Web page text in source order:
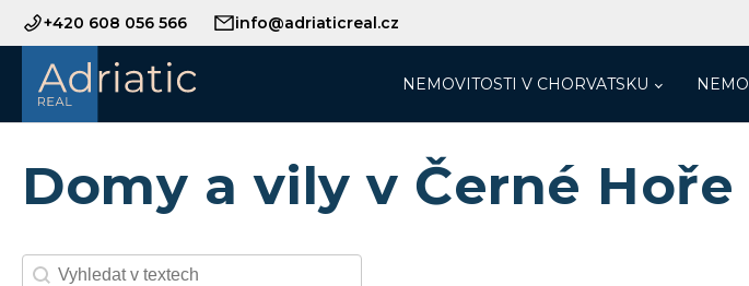
+420 608 056 566 info@adriaticreal.cz
NEMOVITOSTI V CHORVATSKU
Domy a vily v Černé Hoře
Hledání ID
Search content